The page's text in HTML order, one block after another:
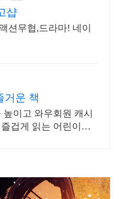
샵
션무협,드라마! 네이
거운 책
이고 와우회원 캐시
겁게 읽는 어린이도